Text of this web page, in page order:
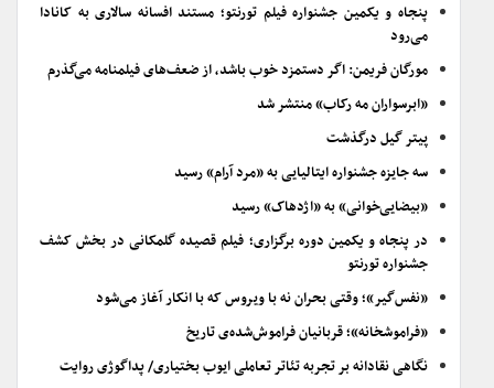
پنجاه و یکمین جشنواره فیلم تورنتو؛ مستند افسانه سالاری به کانادا
می‌رود
مورگان فریمن: اگر دستمزد خوب باشد، از ضعف‌های فیلمنامه می‌گذرم
«ابرسواران مه رکاب» منتشر شد
پیتر گیل درگذشت
سه جایزه جشنواره ایتالیایی به «مرد آرام» رسید
«بیضایی‌خوانی» به «اژدهاک» رسید
در پنجاه و یکمین دوره برگزاری؛ فیلم قصیده گلمکانی در بخش کشف
جشنواره تورنتو
«نفس‌گیر»؛ وقتی بحران نه با ویروس که با انکار آغاز می‌شود
«فراموشخانه»؛ قربانیان فراموش‌شده‌ی تاریخ
نگاهی نقادانه بر تجربه تئاتر تعاملی ایوب بختیاری/ پداگوژی روایت